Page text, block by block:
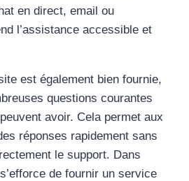
en direct, email ou
l’assistance accessible et
est également bien fournie,
questions courantes
avoir. Cela permet aux
réponses rapidement sans
le support. Dans
de fournir un service